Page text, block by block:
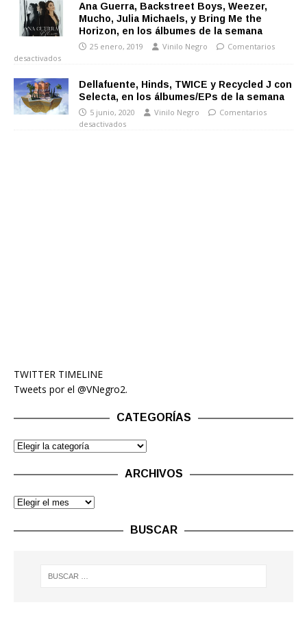
Ana Guerra, Backstreet Boys, Weezer,
Mucho, Julia Michaels, y Bring Me the
Horizon, en los álbumes de la semana
25 enero, 2019 Vinilo Negro
Comentarios
desactivados
Dellafuente, Hinds, TWICE y Recycled J con
Selecta, en los álbumes/EPs de la semana
5 junio, 2020 Vinilo Negro
Comentarios
desactivados
TWITTER TIMELINE
Tweets por el @VNegro2.
CATEGORÍAS
ARCHIVOS
BUSCAR